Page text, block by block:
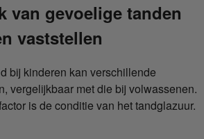
van gevoelige tanden
vaststellen
bij kinderen kan verschillende
vergelijkbaar met die bij volwassenen.
is de conditie van het tandglazuur.